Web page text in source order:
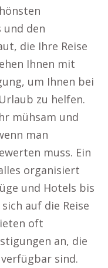
und den
die Ihre Reise
Ihnen mit
um Ihnen bei
zu helfen.
mühsam und
man
muss. Ein
organisiert
und Hotels bis
auf die Reise
oft
an, die
sind.